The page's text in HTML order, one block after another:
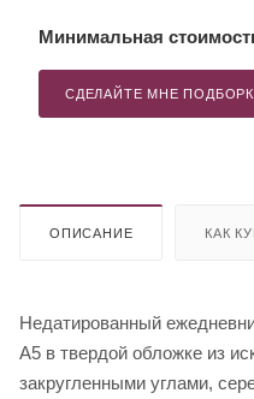
Минимальная
СДЕЛАЙТЕ МНЕ
ОПИСАНИЕ КАК
Недатированный
А5 в твердой обложке из
закругленными углами,